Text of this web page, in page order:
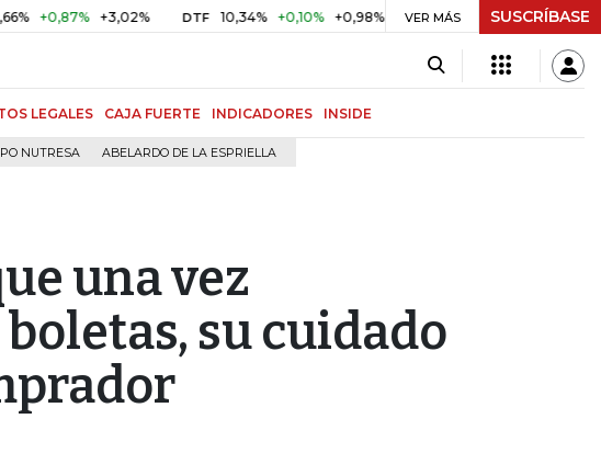
+3,02% DTF 10,34% +0,10% +0,98% UVR $ 416,91 +$ 0,05 +0,01%
VER MÁS SUSCRÍBASE
LEGALES CAJA FUERTE INDICADORES INSIDE
NUTRESA ABELARDO DE LA ESPRIELLA
una vez
su cuidado